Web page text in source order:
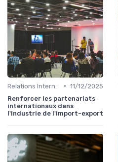
• 11/12/2025
Renforcer les partenariats
internationaux dans
l'industrie de l'import-export